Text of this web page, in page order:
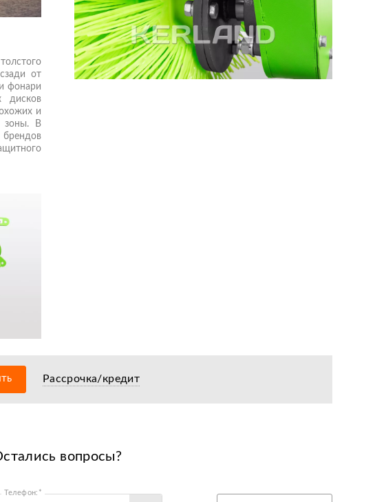
от
фонари
дисков
и
зоны. В
брендов
Рассрочка/кредит
вопросы?
Телефон:*